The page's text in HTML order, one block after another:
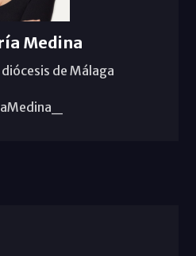
Medina
de Málaga